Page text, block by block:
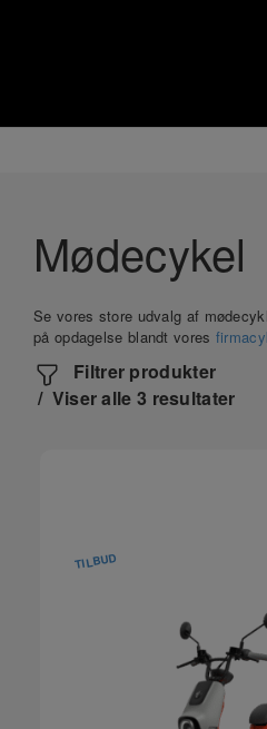
Mødecykel
Se vores store udvalg af
på opdagelse blandt vores
Filtrer produkter
Viser alle 3 resultater
TILBUD